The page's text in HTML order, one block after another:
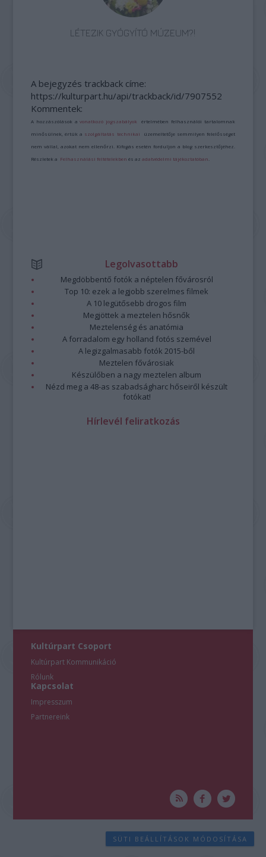
LÉTEZIK GYÓGYÍTÓ MÚZEUM?!
A bejegyzés trackback címe:
https://kulturpart.hu/api/trackback/id/7907552
Kommentek:
A hozzászólások avonatkozó jogszabályok értelmében felhasználói tartalomnak
minősülnek, értük a szolgáltatás technikai üzemeltetője semmilyen felelősséget
nem vállal, azokat nem ellenőrzi. Kifogás esetén forduljon a blog szerkesztőjéhez.
Részletek a Felhasználási feltételekben és azadatvédelmi tájékoztatóban
Legolvasottabb
Megdöbbentő fotók a néptelen fővárosról
Top 10: ezek a legjobb szerelmes filmek
A 10 legütősebb drogos film
Megjöttek a meztelen hősnők
Meztelenség és anatómia
A forradalom egy holland fotós szemével
A legizgalmasabb fotók 2015-ből
Meztelen fővárosiak
Készülőben a nagy meztelen album
Nézd meg a 48-as szabadságharc hőseiről készült
fotókat!
Hírlevél feliratkozás
Kultúrpart Csoport
Kultúrpart Kommunikáció
Rólunk
Kapcsolat
Impresszum
Partnereink
SÜTI BEÁLLÍTÁSOK MÓDOSÍTÁSA